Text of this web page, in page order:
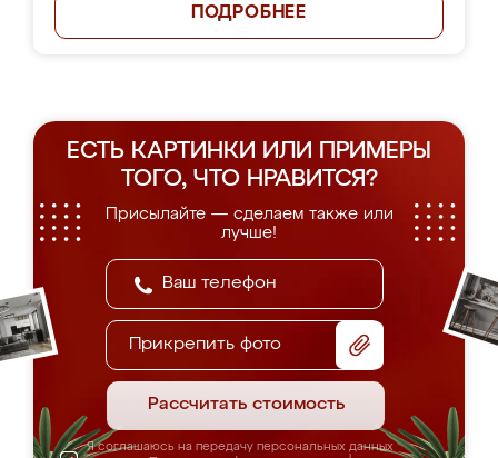
ПОДРОБНЕЕ
ЕСТЬ КАРТИНКИ ИЛИ ПРИМЕРЫ
ТОГО, ЧТО НРАВИТСЯ?
Присылайте — сделаем также или
лучше!
Прикрепить фото
Рассчитать стоимость
Я соглашаюсь на передачу персональных данных